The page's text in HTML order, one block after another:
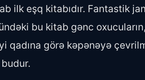
ilk eşq kitabıdır. Fantastik
bu kitab gənc
qadına görə kəpənəyə